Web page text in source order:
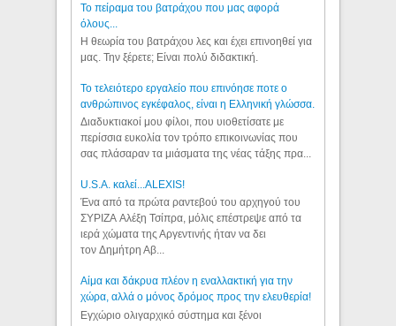
Το πείραμα του βατράχου που μας αφορά
όλους...
Η θεωρία του βατράχου λες και έχει επινοηθεί για
μας. Την ξέρετε; Είναι πολύ διδακτική.
Το τελειότερο εργαλείο που επινόησε ποτε ο
ανθρώπινος εγκέφαλος, είναι η Ελληνική γλώσσα.
Διαδυκτιακοί μου φίλοι, που υιοθετίσατε με
περίσσια ευκολία τον τρόπο επικοινωνίας που
σας πλάσαραν τα μιάσματα της νέας τάξης πρα...
U.S.A. καλεί...ALEXIS!
Ένα από τα πρώτα ραντεβού του αρχηγού του
ΣΥΡΙΖΑ Αλέξη Τσίπρα, μόλις επέστρεψε από τα
ιερά χώματα της Αργεντινής ήταν να δει
τον Δημήτρη Αβ...
Αίμα και δάκρυα πλέον η εναλλακτική για την
χώρα, αλλά ο μόνος δρόμος προς την ελευθερία!
Εγχώριο ολιγαρχικό σύστημα και ξένοι